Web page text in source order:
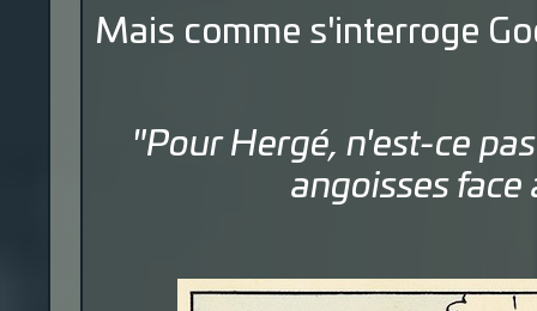
Mais comme s'interroge
"Pour Hergé, n'est-ce
angoisses face